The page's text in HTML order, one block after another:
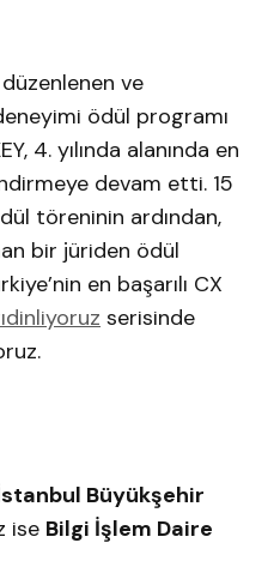
ve
ödül programı
4. yılında alanında en
devam etti. 15
töreninin ardından,
bir jüriden ödül
en başarılı CX
serisinde
Büyükşehir
ise Bilgi İşlem Daire